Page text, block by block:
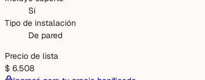
Sí
Tipo de instalación
De pared
Precio de lista
$ 6.508